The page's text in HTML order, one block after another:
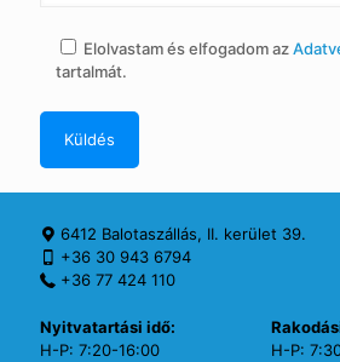
Elolvastam és elfogadom az
tartalmát.
6412 Balotaszállás, II. kerület 39.
+36 30 943 6794
+36 77 424 110
Nyitvatartási idő:
H-P: 7:20-16:00
H-P: